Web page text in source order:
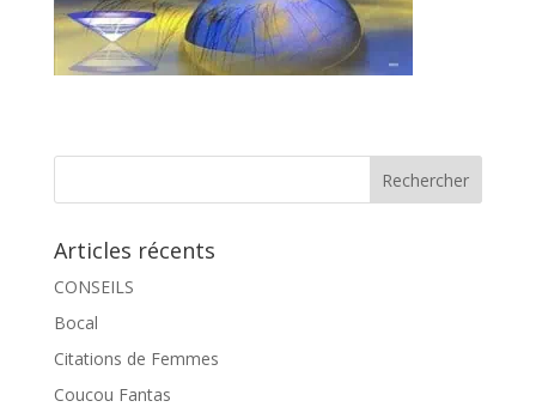
Articles récents
CONSEILS
Bocal
Citations de Femmes
Coucou Fantas